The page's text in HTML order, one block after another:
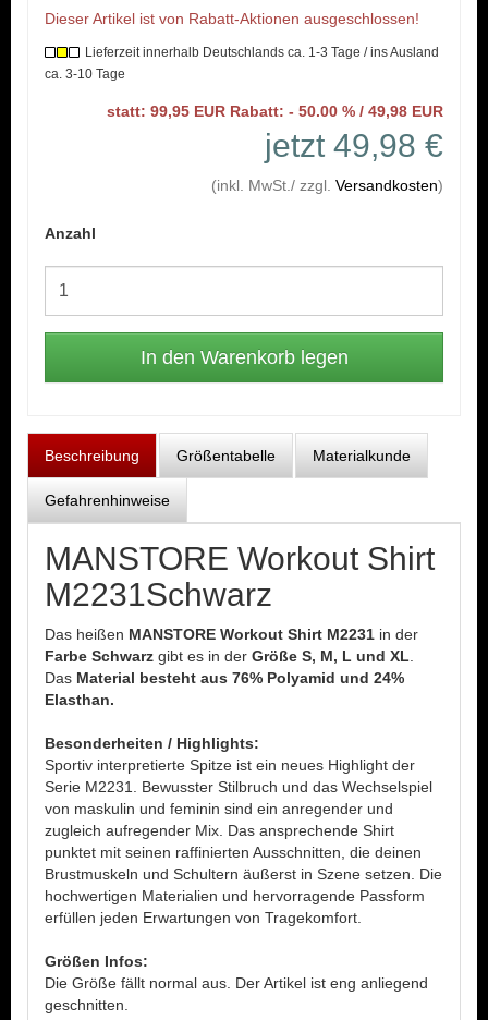
Dieser Artikel ist von Rabatt-Aktionen ausgeschlossen!
Lieferzeit innerhalb Deutschlands ca. 1-3 Tage / ins Ausland
ca. 3-10 Tage
statt: 99,95 EUR Rabatt: - 50.00 % / 49,98 EUR
jetzt 49,98 €
(inkl. MwSt./ zzgl. Versandkosten)
Anzahl
Beschreibung Größentabelle Materialkunde
Gefahrenhinweise
MANSTORE Workout Shirt
M2231Schwarz
Das heißen MANSTORE Workout Shirt M2231 in der
Farbe Schwarz gibt es in der Größe S, M, L und XL
Das Material besteht aus 76% Polyamid und 24%
Elasthan.
Besonderheiten / Highlights:
Sportiv interpretierte Spitze ist ein neues Highlight der
Serie M2231. Bewusster Stilbruch und das Wechselspiel
von maskulin und feminin sind ein anregender und
zugleich aufregender Mix. Das ansprechende Shirt
punktet mit seinen raffinierten Ausschnitten, die deinen
Brustmuskeln und Schultern äußerst in Szene setzen. Die
hochwertigen Materialien und hervorragende Passform
erfüllen jeden Erwartungen von Tragekomfort.
Größen Infos:
Die Größe fällt normal aus. Der Artikel ist eng anliegend
geschnitten.